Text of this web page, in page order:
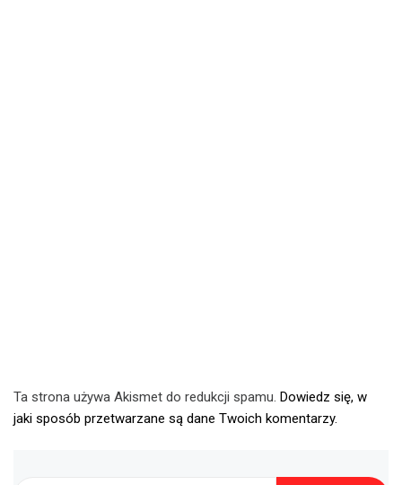
Ta strona używa Akismet do redukcji spamu. Dowiedz się, w
jaki sposób przetwarzane są dane Twoich komentarzy.